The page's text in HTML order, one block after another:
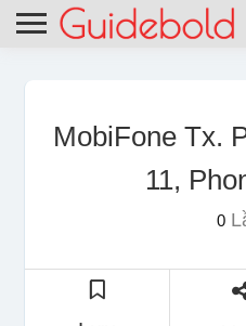
MobiFone Tx.
11,
0